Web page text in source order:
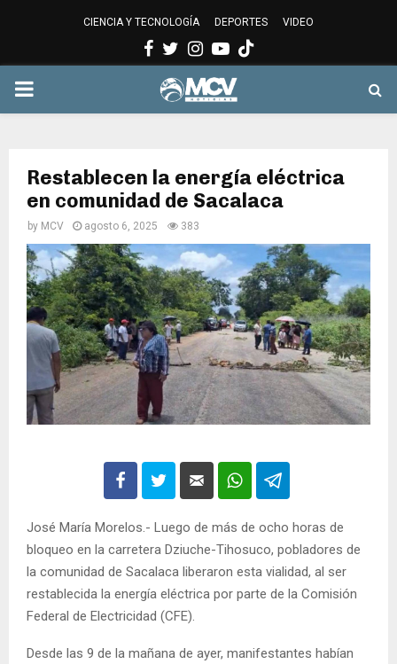
CIENCIA Y TECNOLOGÍA DEPORTES VIDEO
Facebook
Twitter
Instagram
Youtube
PRIMARY
Restablecen la energía eléctrica
en comunidad de Sacalaca
by MCV agosto 6, 2025 383
José María Morelos.- Luego de más de ocho horas de
bloqueo en la carretera Dziuche-Tihosuco, pobladores de
la comunidad de Sacalaca liberaron esta vialidad, al ser
restablecida la energía eléctrica por parte de la Comisión
Federal de Electricidad (CFE).
Desde las 9 de la mañana de ayer, manifestantes habían